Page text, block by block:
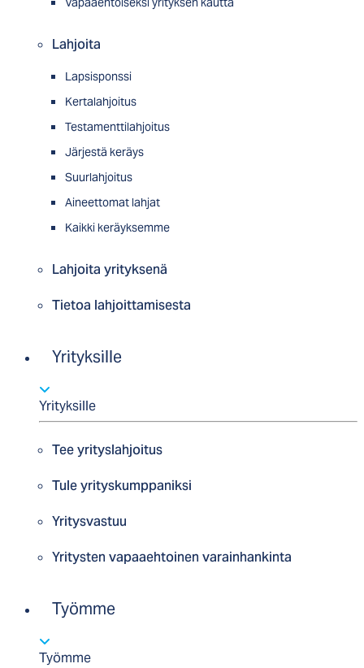
Lahjoita
Lapsisponssi
Kertalahjoitus
Testamenttilahjoitus
Järjestä keräys
Suurlahjoitus
Aineettomat lahjat
Kaikki keräyksemme
Lahjoita yrityksenä
Tietoa lahjoittamisesta
Yrityksille
Yrityksille
Tee yrityslahjoitus
Tule yrityskumppaniksi
Yritysvastuu
Yritysten vapaaehtoinen varainhankinta
Työmme
Työmme